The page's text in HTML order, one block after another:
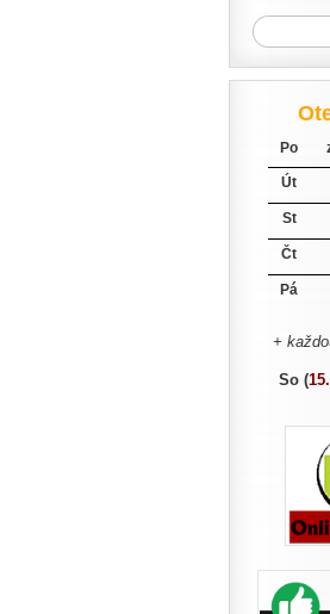
Po
Út
St
Čt
Pá
+
So (